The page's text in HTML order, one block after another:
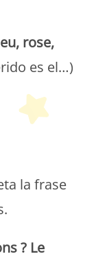
rose,
es el…)
la frase
? Le